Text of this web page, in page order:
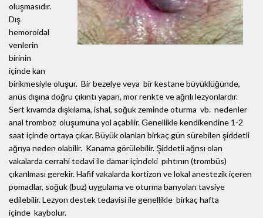
oluşmasıdır.
Dış
hemoroidal
venlerin
birinin
içinde kan
birikmesiyle oluşur. Bir bezelye veya bir kestane büyüklüğünde,
anüs dışına doğru çıkıntı yapan, mor renkte ve ağrılı lezyonlardır.
Sert kıvamda dışkılama, ishal, soğuk zeminde oturma vb. nedenler
anal tromboz oluşumuna yol açabilir. Genellikle kendikendine 1-2
saat içinde ortaya çıkar. Büyük olanları birkaç gün sürebilen şiddetli
ağrıya neden olabilir. Kanama görülebilir. Şiddetli ağrısı olan
vakalarda cerrahi tedavi ile damar içindeki pıhtının (trombüs)
çıkarılması gerekir. Hafif vakalarda kortizon ve lokal anestezik içeren
pomadlar, soğuk (buz) uygulama ve oturma banyoları tavsiye
edilebilir. Lezyon destek tedavisi ile genellikle birkaç hafta
içinde kaybolur.